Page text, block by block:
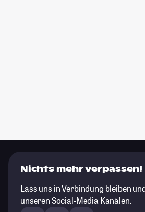
Nichts mehr verpassen!
Lass uns in Verbindung bleiben
unseren Social-Media Kanälen.